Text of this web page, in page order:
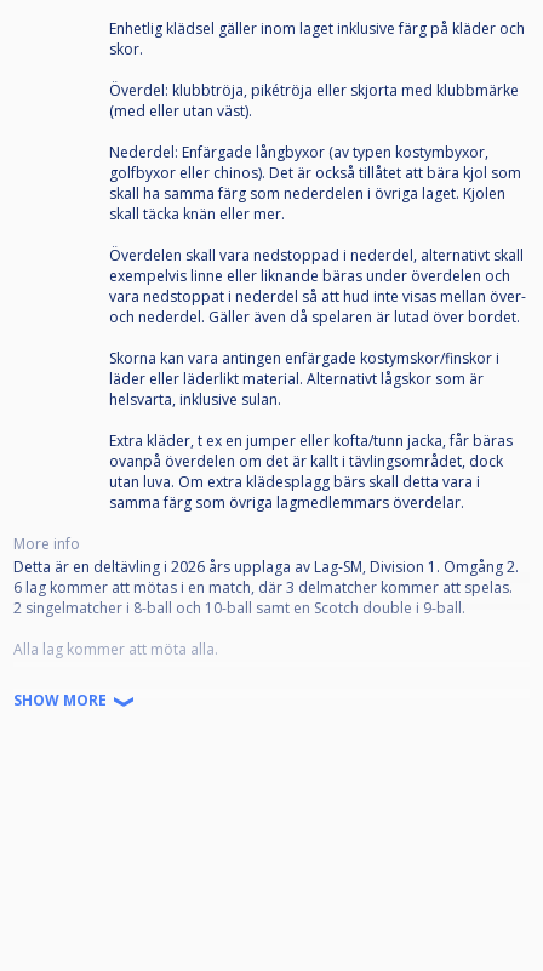
Enhetlig klädsel gäller inom laget inklusive färg på kläder och
skor.
Överdel: klubbtröja, pikétröja eller skjorta med klubbmärke
(med eller utan väst).
Nederdel: Enfärgade långbyxor (av typen kostymbyxor,
golfbyxor eller chinos). Det är också tillåtet att bära kjol som
skall ha samma färg som nederdelen i övriga laget. Kjolen
skall täcka knän eller mer.
Överdelen skall vara nedstoppad i nederdel, alternativt skall
exempelvis linne eller liknande bäras under överdelen och
vara nedstoppat i nederdel så att hud inte visas mellan över-
och nederdel. Gäller även då spelaren är lutad över bordet.
Skorna kan vara antingen enfärgade kostymskor/finskor i
läder eller läderlikt material. Alternativt lågskor som är
helsvarta, inklusive sulan.
Extra kläder, t ex en jumper eller kofta/tunn jacka, får bäras
ovanpå överdelen om det är kallt i tävlingsområdet, dock
utan luva. Om extra klädesplagg bärs skall detta vara i
samma färg som övriga lagmedlemmars överdelar.
More info
Detta är en deltävling i 2026 års upplaga av Lag-SM, Division 1. Omgång 2.
6 lag kommer att mötas i en match, där 3 delmatcher kommer att spelas.
2 singelmatcher i 8-ball och 10-ball samt en Scotch double i 9-ball.
Alla lag kommer att möta alla.
Lag som hamnar 1a och 2a i varje av de 4 grupperna, kommer avancera till
finalen i Division 1, som spelas i september.
SHOW MORE